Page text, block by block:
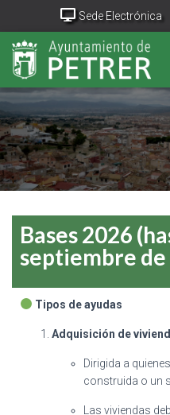
Sede Electrónica
Portal Transparencia
Canal
Bases 2026
septiembre de
Tipos de ayudas
Adquisición de
Dirigida a
construida o un
Las viviendas